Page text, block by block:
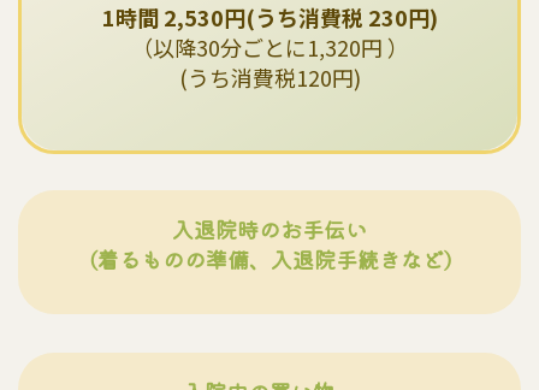
1時間 2,530円(うち消費税 230円)
（以降30分ごとに1,320円 ）
(うち消費税120円)
入退院時のお手伝い
(着るものの準備、入退院手続きなど)